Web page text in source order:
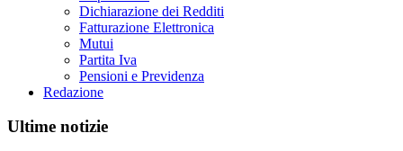
Dichiarazione dei Redditi
Fatturazione Elettronica
Mutui
Partita Iva
Pensioni e Previdenza
Redazione
Ultime notizie